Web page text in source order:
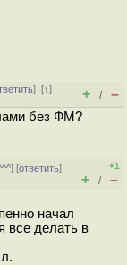
][↑]
+ / –
без ФМ?
] [ответить]
+1
+ / –
начал
все делать в